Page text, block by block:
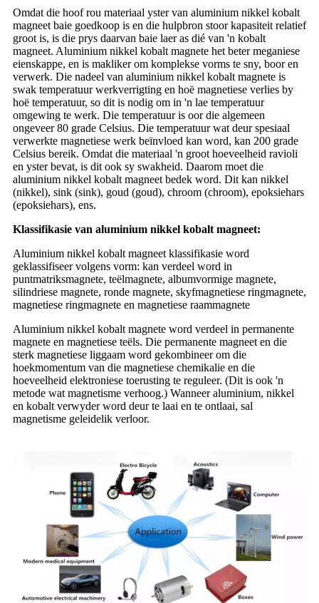
Omdat die hoof rou materiaal yster van aluminium nikkel kobalt
magneet baie goedkoop is en die hulpbron stoor kapasiteit relatief
groot is, is die prys daarvan baie laer as dié van 'n kobalt
magneet. Aluminium nikkel kobalt magnete het beter meganiese
eienskappe, en is makliker om komplekse vorms te sny, boor en
verwerk. Die nadeel van aluminium nikkel kobalt magnete is
swak temperatuur werkverrigting en hoë magnetiese verlies by
hoë temperatuur, so dit is nodig om in 'n lae temperatuur
omgewing te werk. Die temperatuur is oor die algemeen
ongeveer 80 grade Celsius. Die temperatuur wat deur spesiaal
verwerkte magnetiese werk beïnvloed kan word, kan 200 grade
Celsius bereik. Omdat die materiaal 'n groot hoeveelheid ravioli
en yster bevat, is dit ook sy swakheid. Daarom moet die
aluminium nikkel kobalt magneet bedek word. Dit kan nikkel
(nikkel), sink (sink), goud (goud), chroom (chroom), epoksiehars
(epoksiehars), ens.
Klassifikasie van aluminium nikkel kobalt magneet:
Aluminium nikkel kobalt magneet klassifikasie word
geklassifiseer volgens vorm: kan verdeel word in
puntmatriksmagnete, teëlmagnete, albumvormige magnete,
silindriese magnete, ronde magnete, skyfmagnetiese ringmagnete,
magnetiese ringmagnete en magnetiese raammagnete
Aluminium nikkel kobalt magnete word verdeel in permanente
magnete en magnetiese teëls. Die permanente magneet en die
sterk magnetiese liggaam word gekombineer om die
hoekmomentum van die magnetiese chemikalie en die
hoeveelheid elektroniese toerusting te reguleer. (Dit is ook 'n
metode wat magnetisme verhoog.) Wanneer aluminium, nikkel
en kobalt verwyder word deur te laai en te ontlaai, sal
magnetisme geleidelik verloor.